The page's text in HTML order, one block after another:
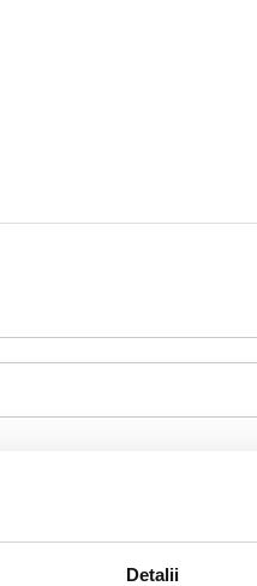
Detalii